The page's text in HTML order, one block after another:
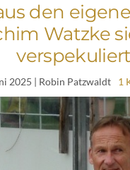
den
Watzke
2025 | Robin Patzwaldt 1